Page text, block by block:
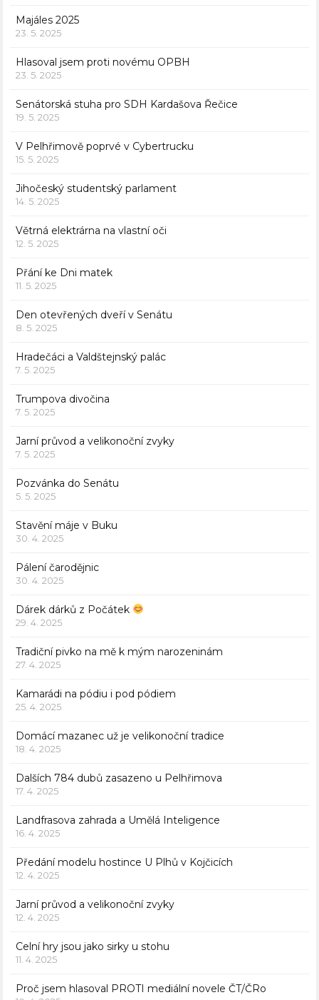
Majáles 2025
23. 5. 2025
Hlasoval jsem proti novému OPBH
23. 5. 2025
Senátorská stuha pro SDH Kardašova Řečice
19. 5. 2025
V Pelhřimově poprvé v Cybertrucku
15. 5. 2025
Jihočeský studentský parlament
14. 5. 2025
Větrná elektrárna na vlastní oči
12. 5. 2025
Přání ke Dni matek
11. 5. 2025
Den otevřených dveří v Senátu
8. 5. 2025
Hradečáci a Valdštejnský palác
7. 5. 2025
Trumpova divočina
7. 5. 2025
Jarní průvod a velikonoční zvyky
7. 5. 2025
Pozvánka do Senátu
5. 5. 2025
Stavění máje v Buku
30. 4. 2025
Pálení čarodějnic
30. 4. 2025
Dárek dárků z Počátek
29. 4. 2025
Tradiční pivko na mě k mým narozeninám
27. 4. 2025
Kamarádi na pódiu i pod pódiem
25. 4. 2025
Domácí mazanec už je velikonoční tradice
18. 4. 2025
Dalších 784 dubů zasazeno u Pelhřimova
17. 4. 2025
Landfrasova zahrada a Umělá Inteligence
16. 4. 2025
Předání modelu hostince U Plhů v Kojčicích
12. 4. 2025
Jarní průvod a velikonoční zvyky
12. 4. 2025
Celní hry jsou jako sirky u stohu
11. 4. 2025
Proč jsem hlasoval PROTI mediální novele ČT/ČRo